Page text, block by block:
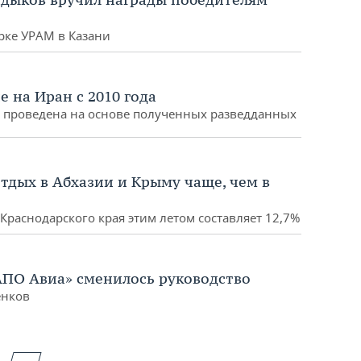
УРАМ в Казани
на Иран с 2010 года
на основе полученных разведданных
в Абхазии и Крыму чаще, чем в
края этим летом составляет 12,7%
Авиа» сменилось руководство